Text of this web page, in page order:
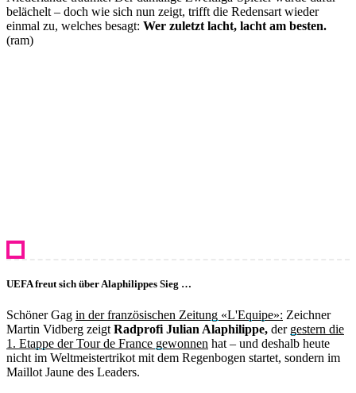
belächelt – doch wie sich nun zeigt, trifft die Redensart wieder
einmal zu, welches besagt: Wer zuletzt lacht, lacht am besten.
(ram)
UEFA freut sich über Alaphilippes Sieg …
Schöner Gag in der französischen Zeitung «L'Equipe»: Zeichner
Martin Vidberg zeigtRadprofi Julian Alaphilippe, der gestern die
1. Etappe der Tour de France gewonnen hat – und deshalb heute
nicht im Weltmeistertrikot mit dem Regenbogen startet, sondern im
Maillot Jaune des Leaders.